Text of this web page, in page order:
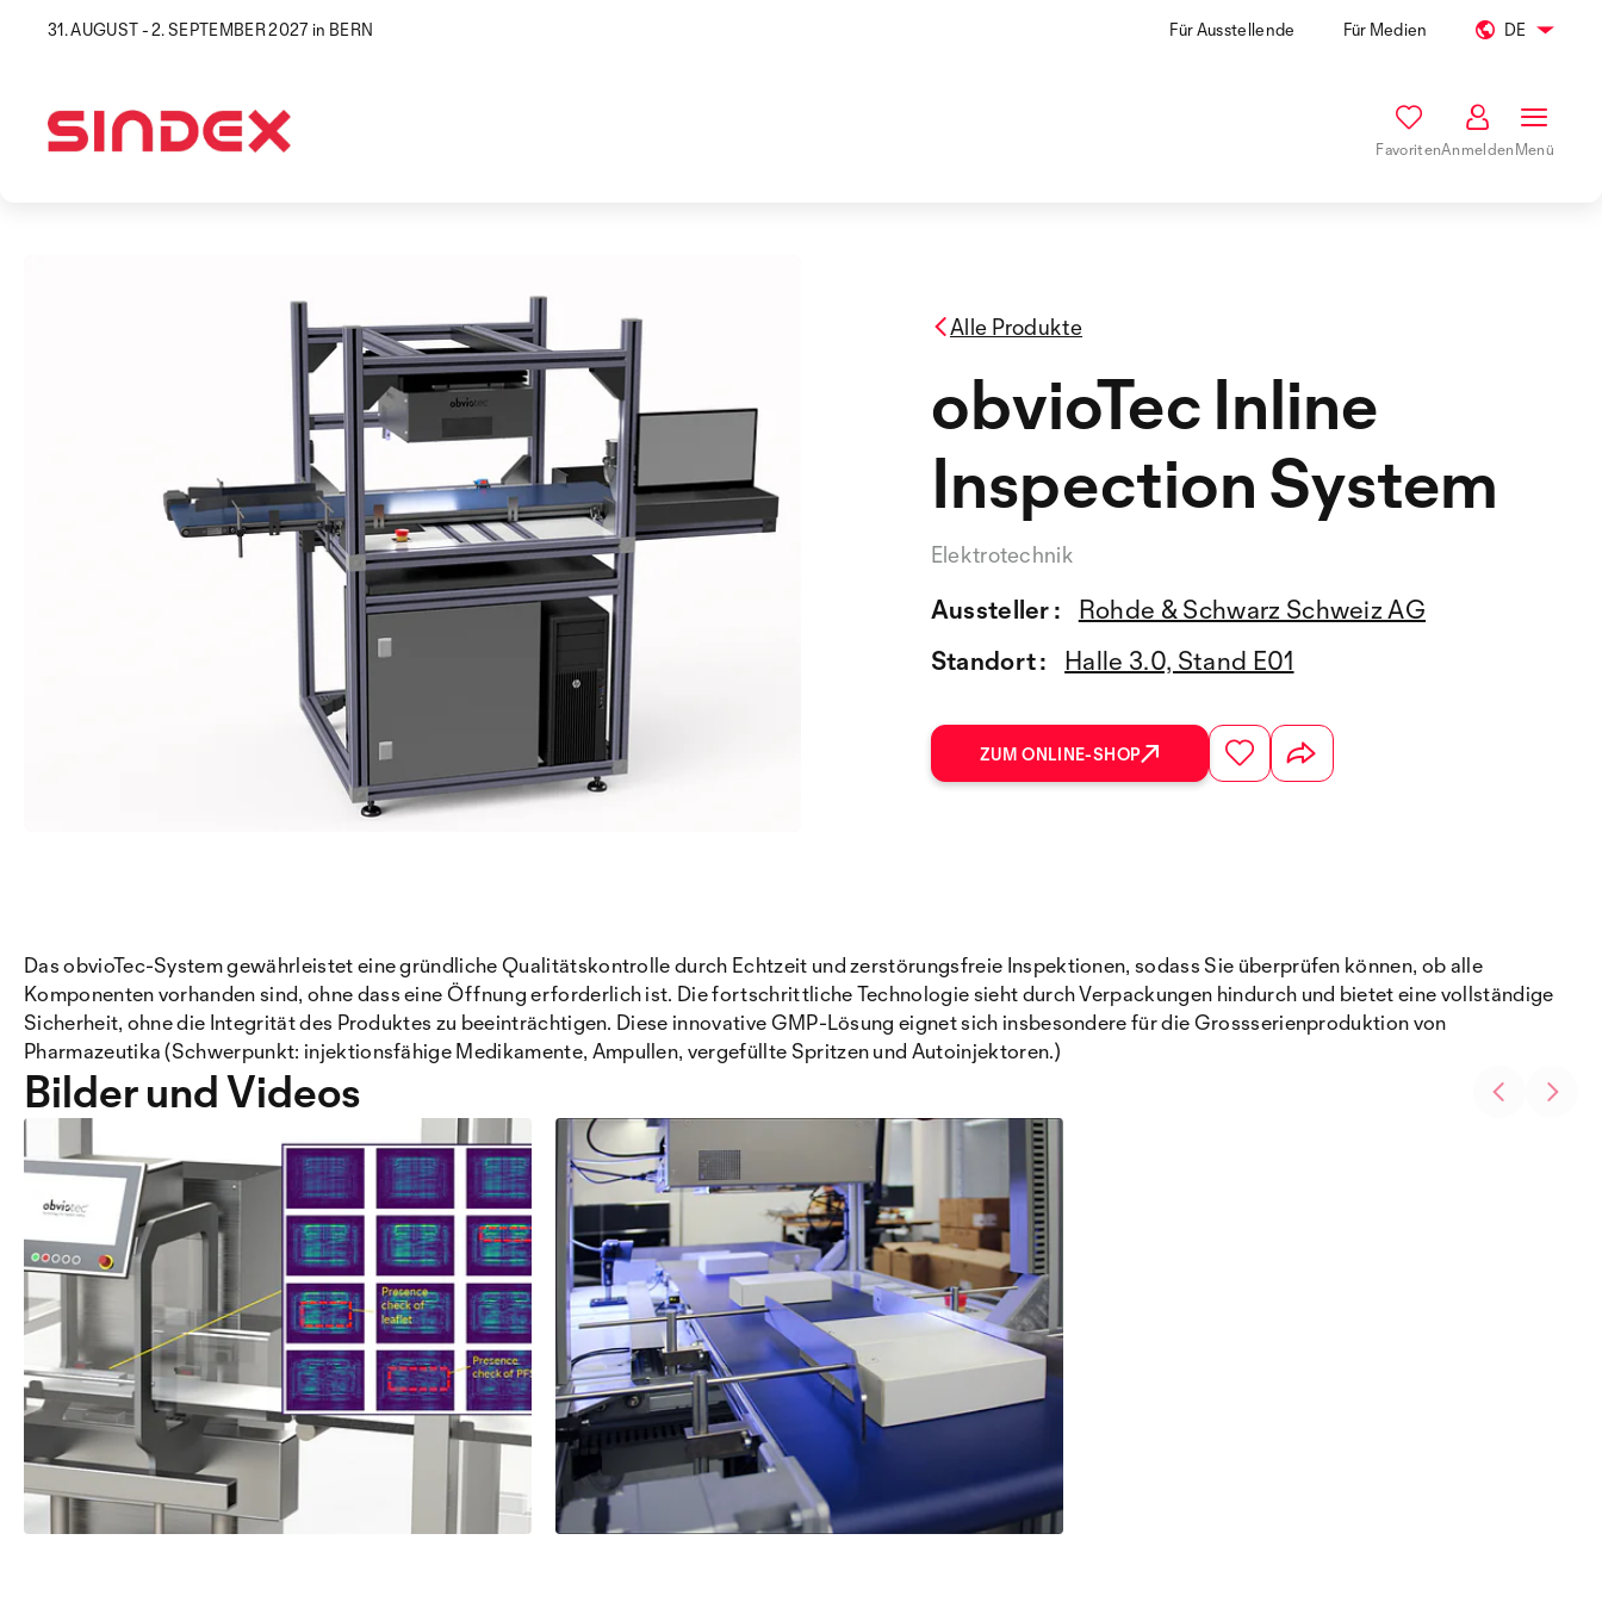
31. AUGUST - 2. SEPTEMBER 2027 in BERN Für Ausstellende Für Medien DE
FavoritenAnmeldenMenü
Alle Produkte
obvioTec Inline
Inspection System
Elektrotechnik
Aussteller :
Rohde & Schwarz Schweiz AG
Standort :
Halle 3.0, Stand E01
ZUM ONLINE-SHOP
Das obvioTec-System gewährleistet eine gründliche Qualitätskontrolle durch Echtzeit und zerstörungsfreie Inspektionen, sodass Sie überprüfen können, ob alle
Komponenten vorhanden sind, ohne dass eine Öffnung erforderlich ist. Die fortschrittliche Technologie sieht durch Verpackungen hindurch und bietet eine vollständige
Sicherheit, ohne die Integrität des Produktes zu beeinträchtigen. Diese innovative GMP-Lösung eignet sich insbesondere für die Grossserienproduktion von
Pharmazeutika (Schwerpunkt: injektionsfähige Medikamente, Ampullen, vergefüllte Spritzen und Autoinjektoren.)
Bilder und Videos